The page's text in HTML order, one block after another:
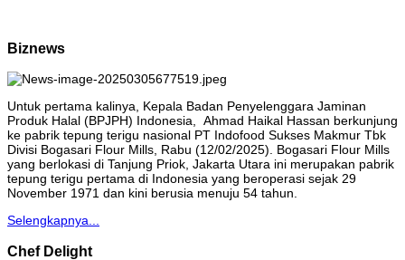
Biznews
Untuk pertama kalinya, Kepala Badan Penyelenggara Jaminan
Produk Halal (BPJPH) Indonesia, Ahmad Haikal Hassan berkunjung
ke pabrik tepung terigu nasional PT Indofood Sukses Makmur Tbk
Divisi Bogasari Flour Mills, Rabu (12/02/2025). Bogasari Flour Mills
yang berlokasi di Tanjung Priok, Jakarta Utara ini merupakan pabrik
tepung terigu pertama di Indonesia yang beroperasi sejak 29
November 1971 dan kini berusia menuju 54 tahun.
Selengkapnya...
Chef Delight